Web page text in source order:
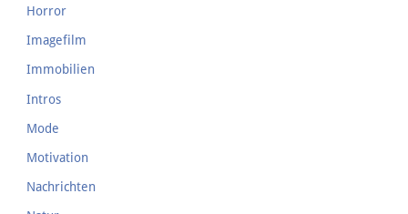
Horror
Imagefilm
Immobilien
Intros
Mode
Motivation
Nachrichten